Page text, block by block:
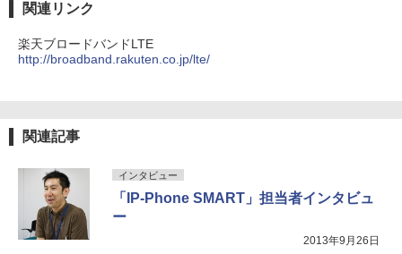
関連リンク
楽天ブロードバンドLTE
http://broadband.rakuten.co.jp/lte/
関連記事
インタビュー
「IP-Phone SMART」担当者インタビュ
ー
2013年9月26日